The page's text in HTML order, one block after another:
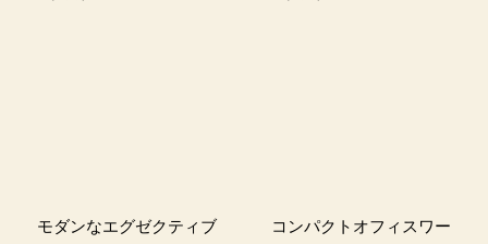
モダンなエグゼクティブ
コンパクトオフィスワー